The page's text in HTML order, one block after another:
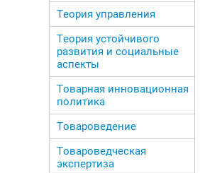
Теория управления
Теория устойчивого
развития и социальные
аспекты
Товарная инновационная
политика
Товароведение
Товароведческая
экспертиза